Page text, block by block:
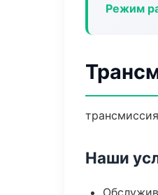
Режим
Наши